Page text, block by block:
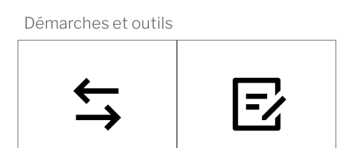
Démarches et outils